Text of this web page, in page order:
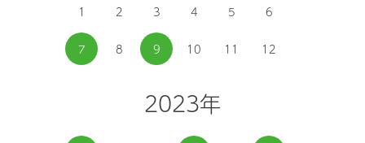
1 2 3 4 5 6
7 8 9 10 11 12
2023年